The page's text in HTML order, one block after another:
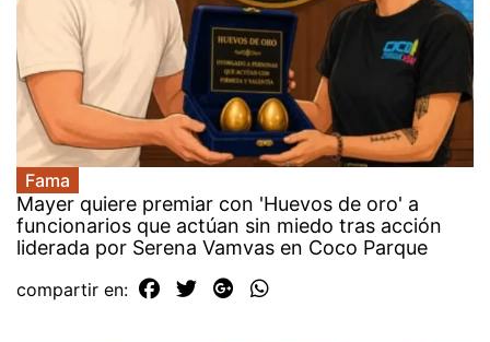
Fama
Mayer quiere premiar con 'Huevos de oro' a
funcionarios que actúan sin miedo tras acción
liderada por Serena Vamvas en Coco Parque
compartir en: